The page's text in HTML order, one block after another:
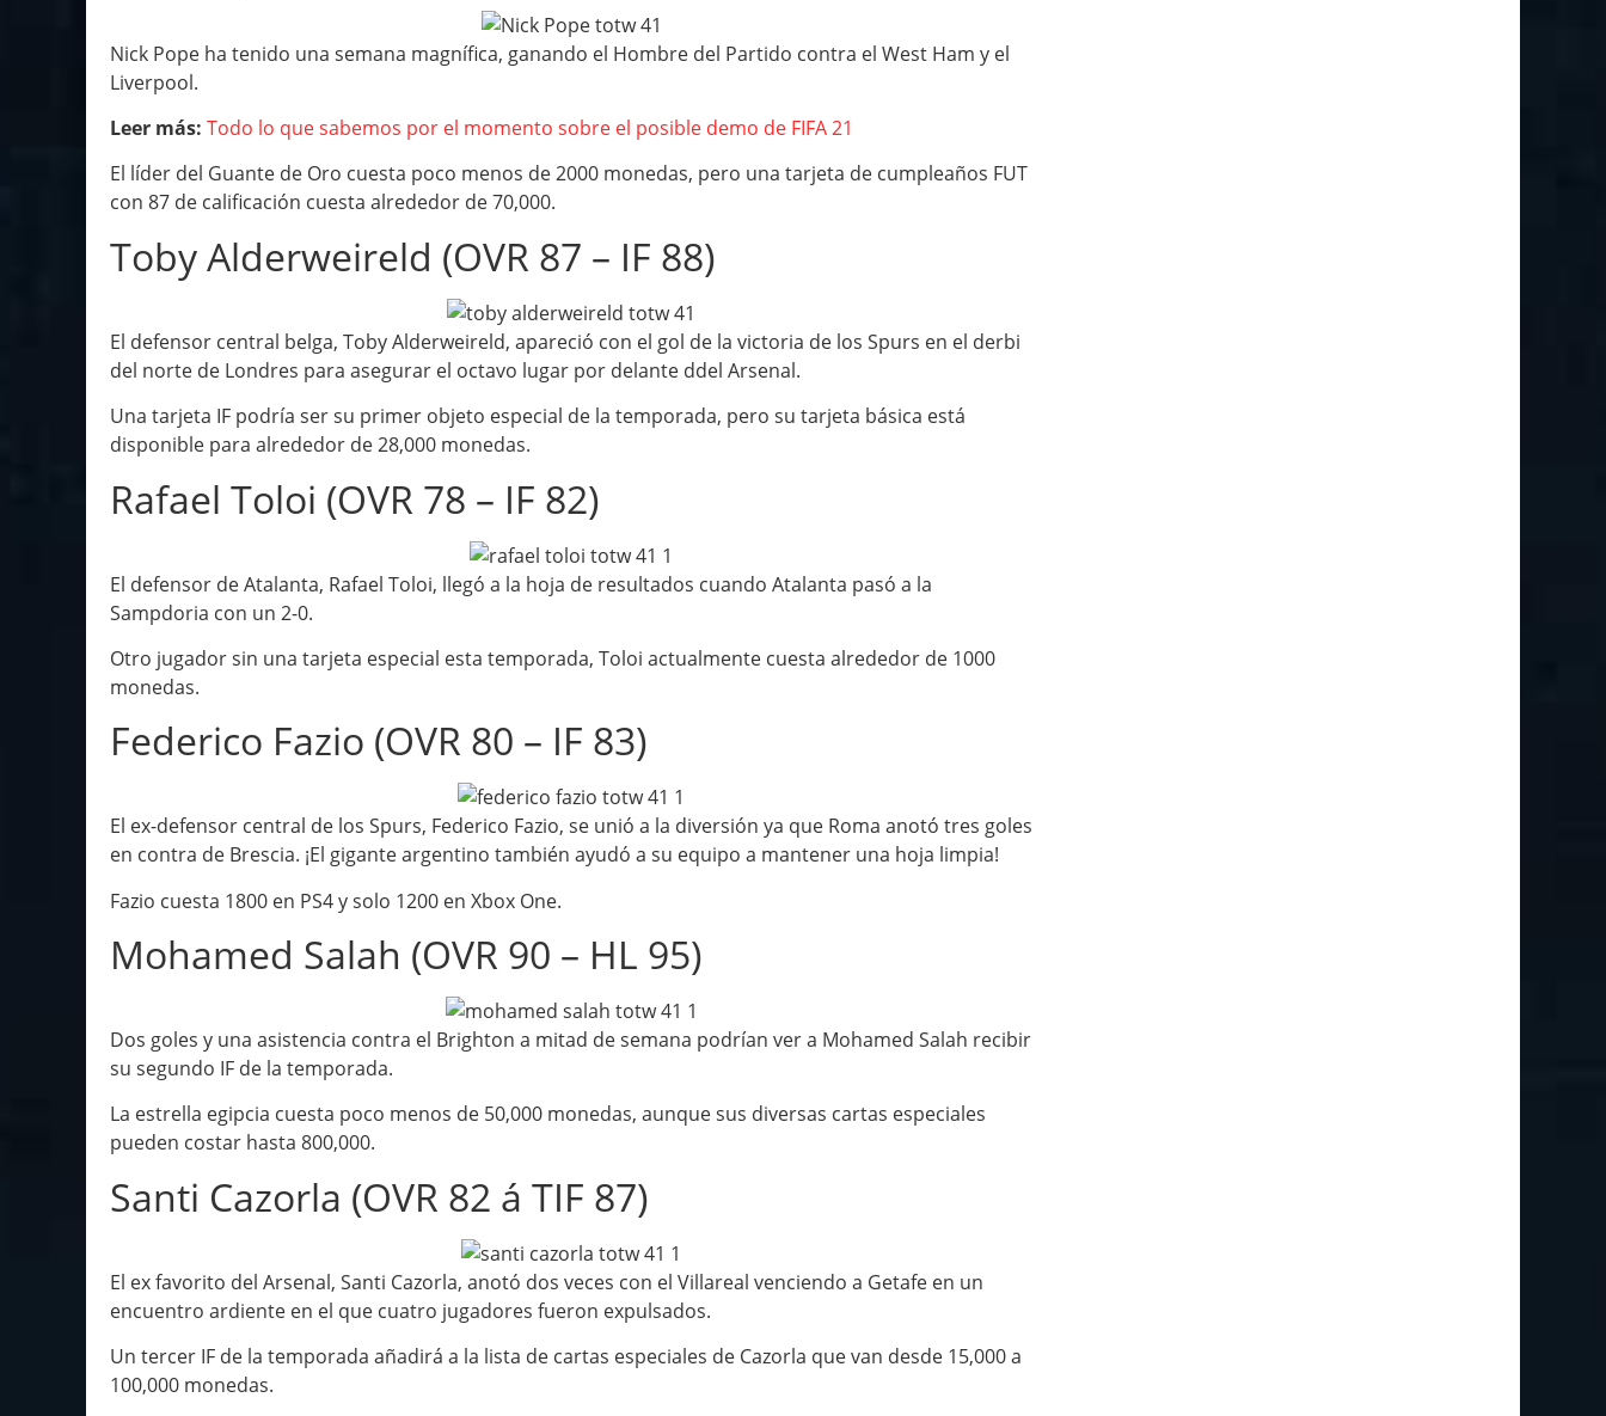
Nick Pope ha tenido una semana magnífica, ganando el Hombre del Partido contra el West Ham y el
Liverpool.
Leer más: Todo lo que sabemos por el momento sobre el posible demo de FIFA 21
El líder del Guante de Oro cuesta poco menos de 2000 monedas, pero una tarjeta de cumpleaños FUT
con 87 de calificación cuesta alrededor de 70,000.
Toby Alderweireld (OVR 87 – IF 88)
El defensor central belga, Toby Alderweireld, apareció con el gol de la victoria de los Spurs en el derbi
del norte de Londres para asegurar el octavo lugar por delante ddel Arsenal.
Una tarjeta IF podría ser su primer objeto especial de la temporada, pero su tarjeta básica está
disponible para alrededor de 28,000 monedas.
Rafael Toloi (OVR 78 – IF 82)
El defensor de Atalanta, Rafael Toloi, llegó a la hoja de resultados cuando Atalanta pasó a la
Sampdoria con un 2-0.
Otro jugador sin una tarjeta especial esta temporada, Toloi actualmente cuesta alrededor de 1000
monedas.
Federico Fazio (OVR 80 – IF 83)
El ex-defensor central de los Spurs, Federico Fazio, se unió a la diversión ya que Roma anotó tres goles
en contra de Brescia. ¡El gigante argentino también ayudó a su equipo a mantener una hoja limpia!
Fazio cuesta 1800 en PS4 y solo 1200 en Xbox One.
Mohamed Salah (OVR 90 – HL 95)
Dos goles y una asistencia contra el Brighton a mitad de semana podrían ver a Mohamed Salah recibir
su segundo IF de la temporada.
La estrella egipcia cuesta poco menos de 50,000 monedas, aunque sus diversas cartas especiales
pueden costar hasta 800,000.
Santi Cazorla (OVR 82 á TIF 87)
El ex favorito del Arsenal, Santi Cazorla, anotó dos veces con el Villareal venciendo a Getafe en un
encuentro ardiente en el que cuatro jugadores fueron expulsados.
Un tercer IF de la temporada añadirá a la lista de cartas especiales de Cazorla que van desde 15,000 a
100,000 monedas.